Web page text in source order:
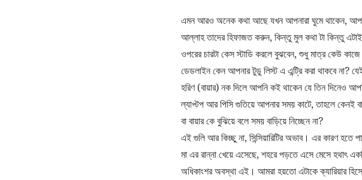
এমন আরও অনেক কথা আছে যখন আপনারা ঘুমে থাকেন,
আল্লাহ তাদের হিফাজত করুন, কিন্তু মুল কথা টা কিন্তু
ওপরের চারটা কেস স্টাডি করলে বুঝবেন, শুধু মাত্র কেউ
ডেডলাইন কেন আপনার টুডু লিস্ট এ এন্ট্রি করা থাকবে না?
হরিণ (বায়ার) নক দিলে আপনি কই থাকেন যে তিন দিনেও
ল্যাপ্টপ আর পিসি গুতিয়ে আপনার সময় কাটে, তাহলে কেনই
বা বায়ার কে বুঝিয়ে বলে সময় বাড়িয়ে নিচ্ছেন না?
এই গুলি আর কিচ্ছু না, সিন্সিয়ারিটির অভাব। এর কারণ হতে
মা এর রান্না খেয়ে এসেছে, শহরে পড়তে এসে মেসে হথাৎ
অধিকাংশর অবস্থা এই। আমরা হয়তো এটাকে ক্যারিয়ার